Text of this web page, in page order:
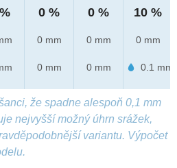
0 %
0 mm
0 mm
0 %
0 mm
0 mm
10 %
0 mm
0.1 mm
že spadne alespoň 0,1 mm
nejvyšší možný úhrn srážek,
variantu. Výpočet